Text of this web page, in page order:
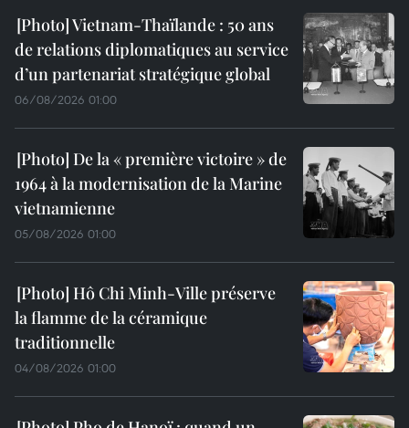
Vietnam-Thaïlande : 50 ans
de relations diplomatiques au service
d’un partenariat stratégique global
06/08/2026 01:00
De la « première victoire » de
1964 à la modernisation de la Marine
vietnamienne
05/08/2026 01:00
Hô Chi Minh-Ville préserve
la flamme de la céramique
traditionnelle
04/08/2026 01:00